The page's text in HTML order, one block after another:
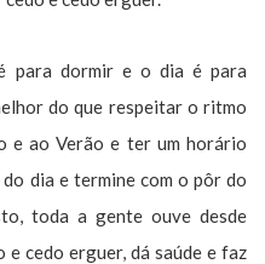
para dormir e o dia é para
do que respeitar o ritmo
e ao Verão e ter um horário
dia e termine com o pôr do
toda a gente ouve desde
e cedo erguer, dá saúde e faz